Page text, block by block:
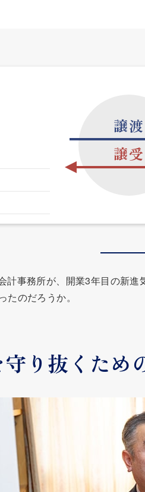
譲渡
譲受
事務所が、開業3年目の新
のだろうか。
り抜くため